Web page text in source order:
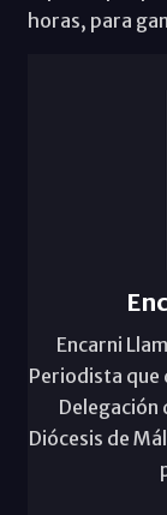
horas, para
Encarni
Periodista que
Delegación
Diócesis de